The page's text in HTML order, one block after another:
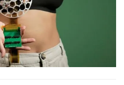
Magazine
Bạn cần biết